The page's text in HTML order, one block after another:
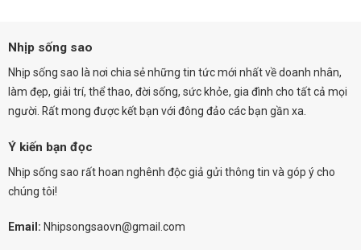
Nhịp sống sao
Nhịp sống sao là nơi chia sẻ những tin tức mới nhất về doanh nhân,
làm đẹp, giải trí, thể thao, đời sống, sức khỏe, gia đình cho tất cả mọi
người. Rất mong được kết bạn với đông đảo các bạn gần xa.
Ý kiến bạn đọc
Nhịp sống sao rất hoan nghênh độc giả gửi thông tin và góp ý cho
chúng tôi!
Email: Nhipsongsaovn@gmail.com